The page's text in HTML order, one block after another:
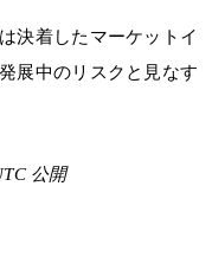
決着したマーケットイ
展中のリスクと見なす
公開